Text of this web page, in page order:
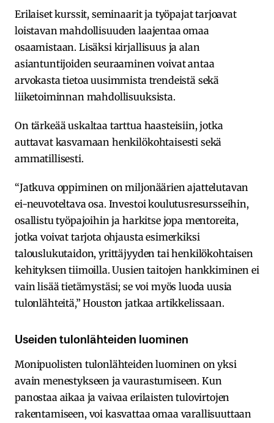
Erilaiset kurssit, seminaarit ja työpajat tarjoavat
loistavan mahdollisuuden laajentaa omaa
osaamistaan. Lisäksi kirjallisuus ja alan
asiantuntijoiden seuraaminen voivat antaa
arvokasta tietoa uusimmista trendeistä sekä
liiketoiminnan mahdollisuuksista.
On tärkeää uskaltaa tarttua haasteisiin, jotka
auttavat kasvamaan henkilökohtaisesti sekä
ammatillisesti.
“Jatkuva oppiminen on miljonäärien ajattelutavan
ei-neuvoteltava osa. Investoi koulutusresursseihin,
osallistu työpajoihin ja harkitse jopa mentoreita,
jotka voivat tarjota ohjausta esimerkiksi
talouslukutaidon, yrittäjyyden tai henkilökohtaisen
kehityksen tiimoilla. Uusien taitojen hankkiminen ei
vain lisää tietämystäsi; se voi myös luoda uusia
tulonlähteitä,” Houston jatkaa artikkelissaan.
Useiden tulonlähteiden luominen
Monipuolisten tulonlähteiden luominen on yksi
avain menestykseen ja vaurastumiseen. Kun
panostaa aikaa ja vaivaa erilaisten tulovirtojen
rakentamiseen, voi kasvattaa omaa varallisuuttaan